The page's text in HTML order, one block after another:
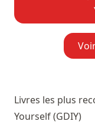
Livres les plus
Yourself (GDIY)